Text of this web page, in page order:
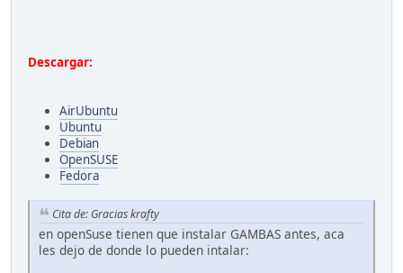
Descargar:
AirUbuntu
Ubuntu
Debian
OpenSUSE
Fedora
Cita de: Gracias krafty
en openSuse tienen que instalar GAMBAS antes, aca
les dejo de donde lo pueden intalar: